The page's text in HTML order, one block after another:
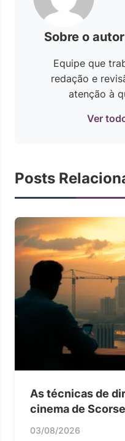
Sobre o
Equipe que
redação e
atenção à
Ver
Posts
As técnicas de
cinema de
03/08/2026